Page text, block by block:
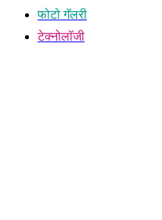
फोटो गॅलरी
टेक्नोलॉजी